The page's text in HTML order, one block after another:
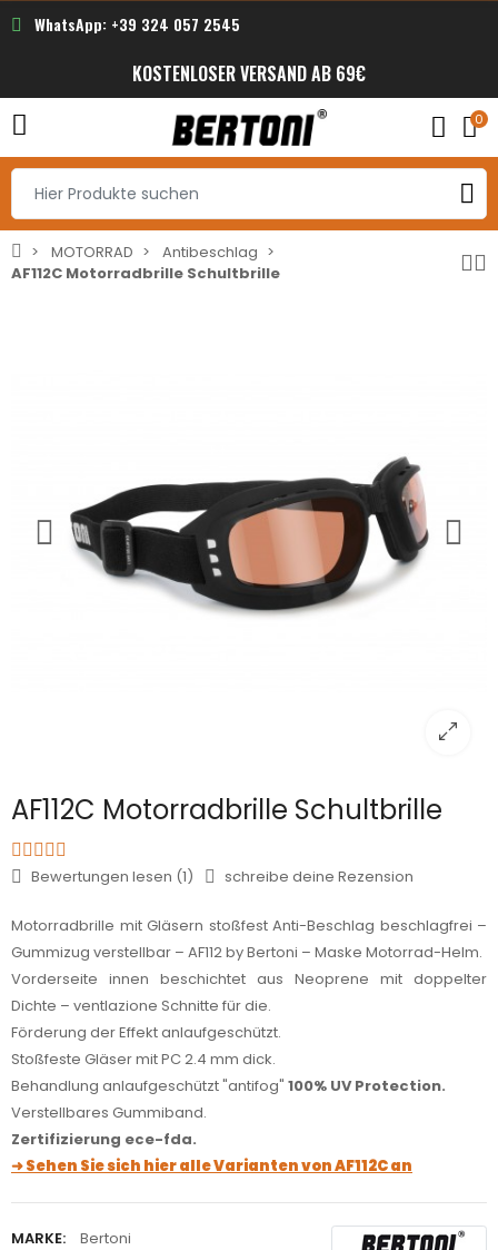
WhatsApp: +39 324 057 2545
KOSTENLOSER VERSAND AB 69€
0
MOTORRAD
Antibeschlag
AF112C Motorradbrille Schultbrille
AF112C Motorradbrille Schultbrille
Bewertungen lesen (1) schreibe deine Rezension
Motorradbrille mit Gläsern stoßfest Anti-Beschlag beschlagfrei –
Gummizug verstellbar – AF112 by Bertoni – Maske Motorrad-Helm.
Vorderseite innen beschichtet aus Neoprene mit doppelter
Dichte – ventlazione Schnitte für die.
Förderung der Effekt anlaufgeschützt.
Stoßfeste Gläser mit PC 2.4 mm dick.
Behandlung anlaufgeschützt "antifog" 100% UV Protection.
Verstellbares Gummiband.
Zertifizierung ece-fda.
➜ Sehen Sie sich hier alle Varianten von AF112C an
MARKE:
Bertoni